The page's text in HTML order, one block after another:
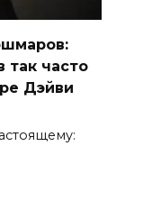
так часто
Дэйви